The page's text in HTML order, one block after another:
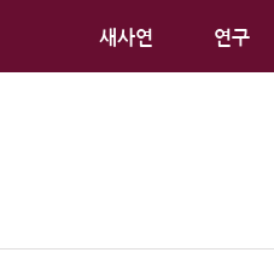
새사연 연구